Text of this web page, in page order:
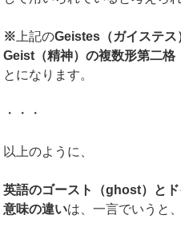
※上記のGeistes （ガイステス
Geist （精神）の複数形第二格
とになります。
・・・
以上のように、
英語のゴースト（ghost）と
意味の違いは、一言でいうと、